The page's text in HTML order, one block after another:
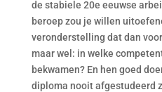
de stabiele 20e eeuwse
beroep zou je willen
veronderstelling dat dan
maar wel: in welke
bekwamen? En hen goed
diploma nooit afgestudeerd